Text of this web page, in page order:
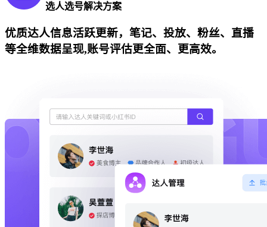
选人选号解决方案
优质达人信息活跃更新，笔记、投放、粉丝、直播
等全维数据呈现,账号评估更全面、更高效。